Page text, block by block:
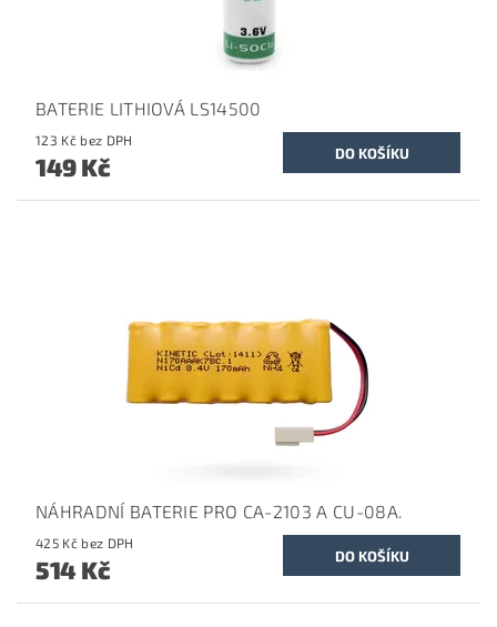
BATERIE LITHIOVÁ LS14500
123 Kč bez DPH
149 Kč
NÁHRADNÍ BATERIE PRO CA-2103 A CU-08A.
425 Kč bez DPH
514 Kč